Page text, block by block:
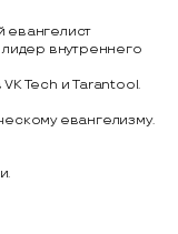
евангелист
внутреннего
Tech и Tarantool.
евангелизму.